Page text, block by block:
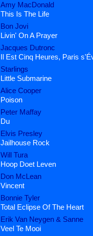
Amy MacDonald
This Is The Life
Bon Jovi
Livin' On A Prayer
Jacques Dutronc
Il Est Cinq Heures, Paris
Starlings
Little Submarine
Alice Cooper
Poison
Peter Maffay
Du
Elvis Presley
Jailhouse Rock
Will Tura
Hoop Doet Leven
Don McLean
Vincent
Bonnie Tyler
Total Eclipse Of The Heart
Erik Van Neygen & Sanne
Veel Te Mooi